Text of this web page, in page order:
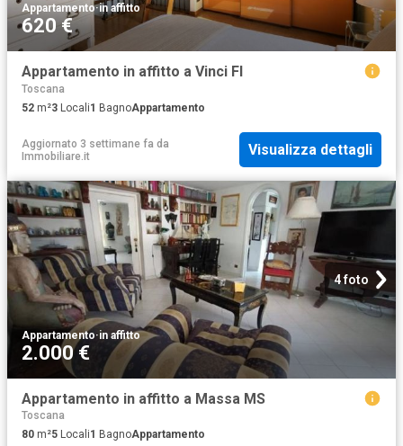
Appartamento·in affitto
620 €
Appartamento in affitto a Vinci FI
Toscana
52 m²3 Locali1 BagnoAppartamento
Aggiornato 3 settimane fa da
Immobiliare.it
Visualizza dettagli
4 foto
Appartamento·in affitto
2.000 €
Appartamento in affitto a Massa MS
Toscana
80 m²5 Locali1 BagnoAppartamento